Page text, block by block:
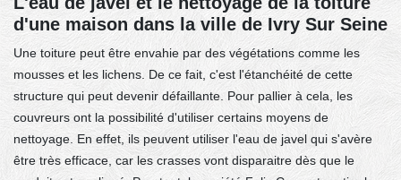
d'une maison dans la ville de Ivry Sur Seine
Une toiture peut être envahie par des végétations comme les
mousses et les lichens. De ce fait, c'est l'étanchéité de cette
structure qui peut devenir défaillante. Pour pallier à cela, les
couvreurs ont la possibilité d'utiliser certains moyens de
nettoyage. En effet, ils peuvent utiliser l'eau de javel qui s'avère
être très efficace, car les crasses vont disparaitre dès que le